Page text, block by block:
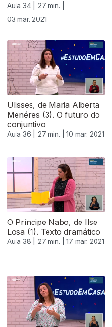
Aula 34 |
27 min. |
03 mar. 2021
Ulisses, de Maria Alberta
Menéres (3). O futuro do
conjuntivo
Aula 36 | 27 min. | 10 mar. 2021
O Príncipe Nabo, de Ilse
Losa (1). Texto dramático
Aula 38 | 27 min. | 17 mar. 2021